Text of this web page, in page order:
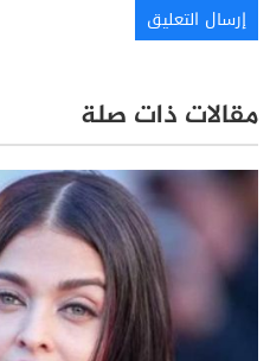
مقالات ذات صلة